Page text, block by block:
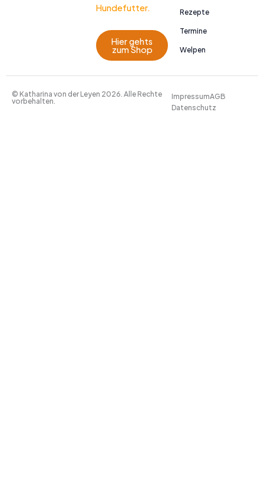
Hundefutter.
Hier gehts
zum Shop
Rezepte
Termine
Welpen
© Katharina von der Leyen 2026. Alle Rechte
vorbehalten.
ImpressumAGB
Datenschutz